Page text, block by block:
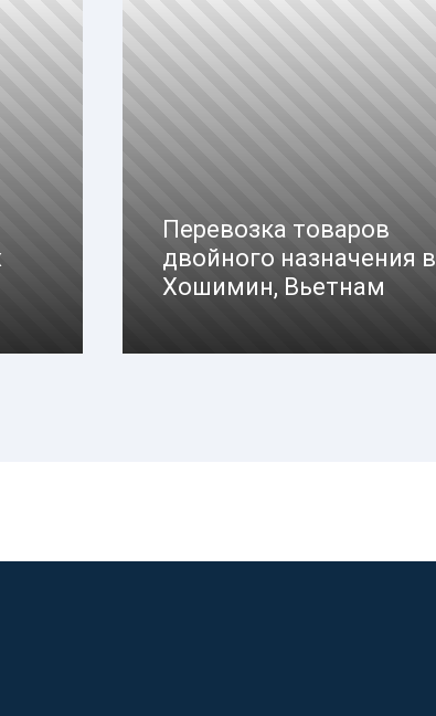
Перевозка товаров
двойного назначения в
Хошимин, Вьетнам